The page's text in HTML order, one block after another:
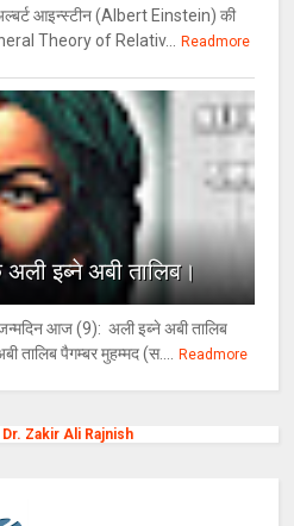
आइन्स्टीन (Albert Einstein) की
Theory of Relativ...
Readmore
अली इब्ने अबी तालिब।
आज (9): अली इब्ने अबी तालिब
पैगम्बर मुहम्मद (स....
Readmore
Dr. Zakir Ali Rajnish